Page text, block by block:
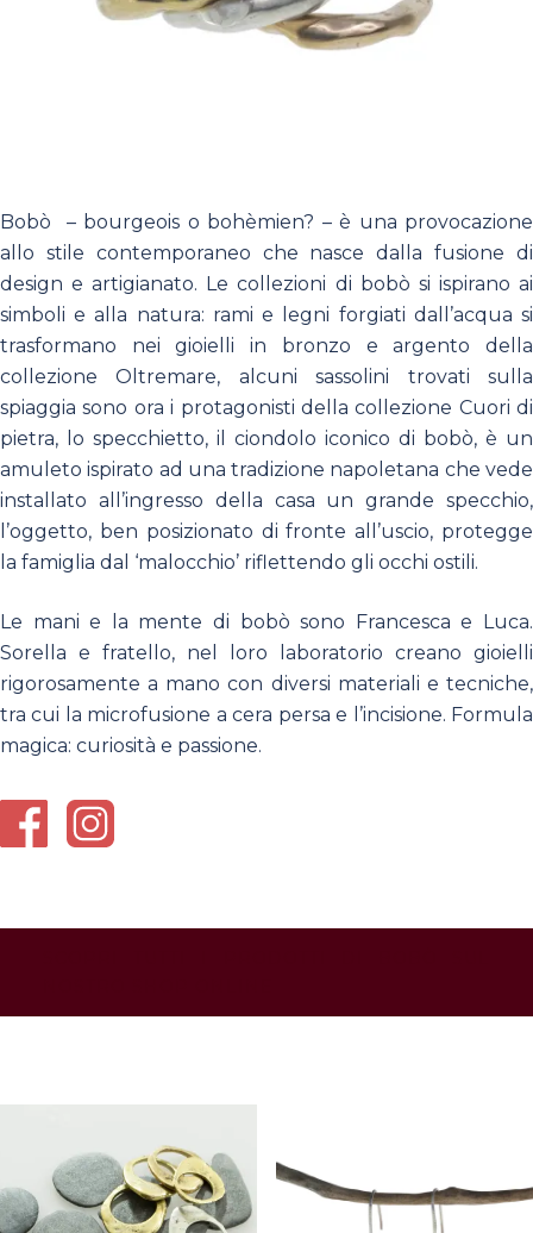
Bobò – bourgeois o bohèmien? – è una provocazione
allo stile contemporaneo che nasce dalla fusione di
design e artigianato. Le collezioni di bobò si ispirano ai
simboli e alla natura: rami e legni forgiati dall’acqua si
trasformano nei gioielli in bronzo e argento della
collezione Oltremare, alcuni sassolini trovati sulla
spiaggia sono ora i protagonisti della collezione Cuori di
pietra, lo specchietto, il ciondolo iconico di bobò, è un
amuleto ispirato ad una tradizione napoletana che vede
installato all’ingresso della casa un grande specchio,
l’oggetto, ben posizionato di fronte all’uscio, protegge
la famiglia dal ‘malocchio’ riflettendo gli occhi ostili.
Le mani e la mente di bobò sono Francesca e Luca.
Sorella e fratello, nel loro laboratorio creano gioielli
rigorosamente a mano con diversi materiali e tecniche,
tra cui la microfusione a cera persa e l’incisione. Formula
magica: curiosità e passione.